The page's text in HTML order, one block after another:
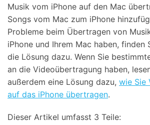
Musik vom iPhone auf den Mac
Songs vom Mac zum iPhone
Probleme beim Übertragen von
iPhone und Ihrem Mac haben, finden
die Lösung dazu. Wenn Sie
an die Videoübertragung haben,
außerdem eine Lösung dazu, wie Sie
auf das iPhone übertragen.
Dieser Artikel umfasst 3 Teile: